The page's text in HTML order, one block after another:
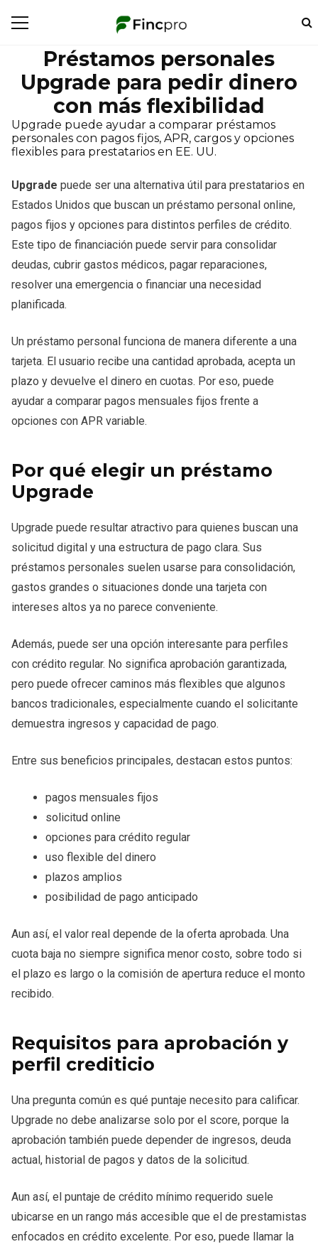
Préstamos personales
Upgrade para pedir dinero
con más flexibilidad
Upgrade puede ayudar a comparar préstamos
personales con pagos fijos, APR, cargos y opciones
flexibles para prestatarios en EE. UU.
Upgrade puede ser una alternativa útil para prestatarios en
Estados Unidos que buscan un préstamo personal online,
pagos fijos y opciones para distintos perfiles de crédito.
Este tipo de financiación puede servir para consolidar
deudas, cubrir gastos médicos, pagar reparaciones,
resolver una emergencia o financiar una necesidad
planificada.
Un préstamo personal funciona de manera diferente a una
tarjeta. El usuario recibe una cantidad aprobada, acepta un
plazo y devuelve el dinero en cuotas. Por eso, puede
ayudar a comparar pagos mensuales fijos frente a
opciones con APR variable.
Por qué elegir un préstamo
Upgrade
Upgrade puede resultar atractivo para quienes buscan una
solicitud digital y una estructura de pago clara. Sus
préstamos personales suelen usarse para consolidación,
gastos grandes o situaciones donde una tarjeta con
intereses altos ya no parece conveniente.
Además, puede ser una opción interesante para perfiles
con crédito regular. No significa aprobación garantizada,
pero puede ofrecer caminos más flexibles que algunos
bancos tradicionales, especialmente cuando el solicitante
demuestra ingresos y capacidad de pago.
Entre sus beneficios principales, destacan estos puntos:
pagos mensuales fijos
solicitud online
opciones para crédito regular
uso flexible del dinero
plazos amplios
posibilidad de pago anticipado
Aun así, el valor real depende de la oferta aprobada. Una
cuota baja no siempre significa menor costo, sobre todo si
el plazo es largo o la comisión de apertura reduce el monto
recibido.
Requisitos para aprobación y
perfil crediticio
Una pregunta común es qué puntaje necesito para calificar.
Upgrade no debe analizarse solo por el score, porque la
aprobación también puede depender de ingresos, deuda
actual, historial de pagos y datos de la solicitud.
Aun así, el puntaje de crédito mínimo requerido suele
ubicarse en un rango más accesible que el de prestamistas
enfocados en crédito excelente. Por eso, puede llamar la